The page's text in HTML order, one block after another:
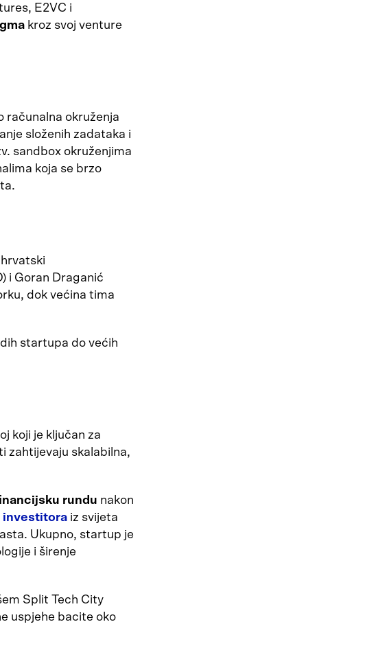
E2VC i
kroz svoj venture
računalna okruženja
složenih zadataka i
sandbox okruženjima
koja se brzo
i Goran Draganić
dok većina tima
startupa do većih
koji je ključan za
zahtijevaju skalabilna,
rundu nakon
investitora iz svijeta
Ukupno, startup je
i širenje
Split Tech City
uspjehe bacite oko